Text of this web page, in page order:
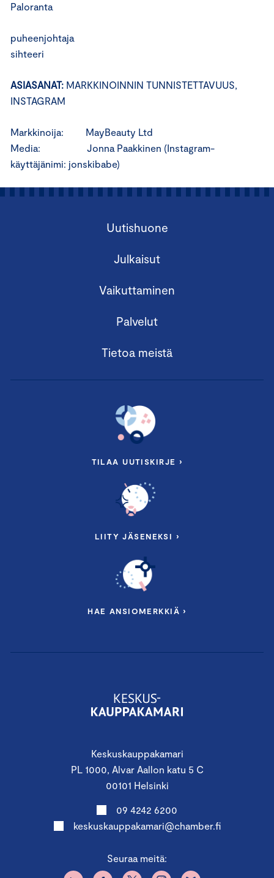
Paloranta
puheenjohtaja
sihteeri
ASIASANAT: MARKKINOINNIN TUNNISTETTAVUUS,
INSTAGRAM
Markkinoija: MayBeauty Ltd
Media: Jonna Paakkinen (Instagram-
käyttäjänimi: jonskibabe)
Keskuskauppakamari
PL 1000, Alvar Aallon katu 5 C
00101 Helsinki
09 4242 6200
keskuskauppakamari@chamber.fi
Seuraa meitä:
Uutishuone
Julkaisut
Vaikuttaminen
Palvelut
Tietoa meistä
TILAA UUTISKIRJE ›
LIITY JÄSENEKSI ›
HAE ANSIOMERKKIÄ ›